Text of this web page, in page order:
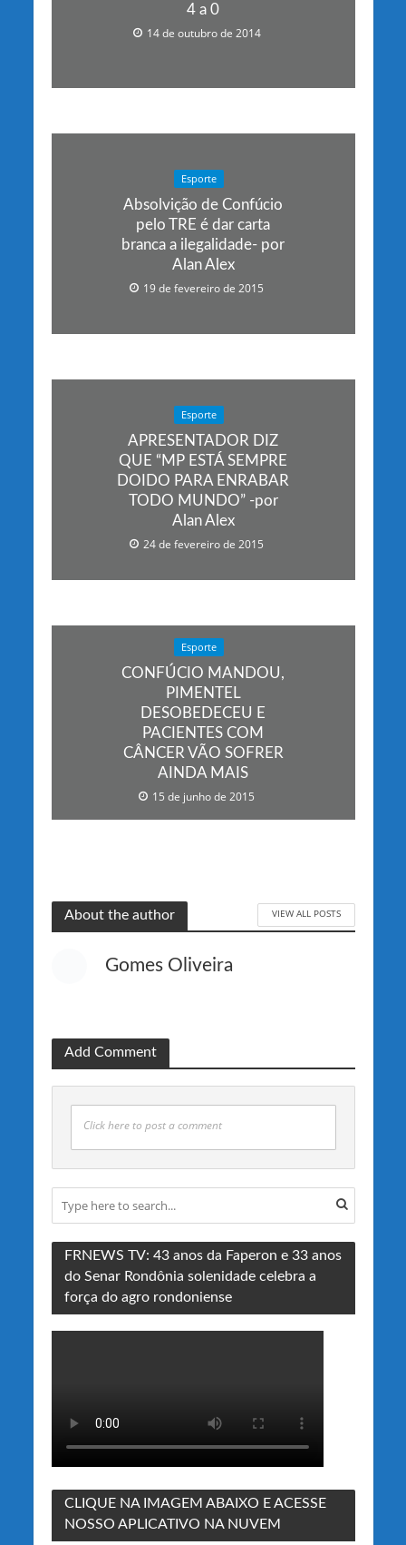
4 a 0
14 de outubro de 2014
Esporte
Absolvição de Confúcio
pelo TRE é dar carta
branca a ilegalidade- por
Alan Alex
19 de fevereiro de 2015
Esporte
APRESENTADOR DIZ
QUE “MP ESTÁ SEMPRE
DOIDO PARA ENRABAR
TODO MUNDO” -por
Alan Alex
24 de fevereiro de 2015
Esporte
CONFÚCIO MANDOU,
PIMENTEL
DESOBEDECEU E
PACIENTES COM
CÂNCER VÃO SOFRER
AINDA MAIS
15 de junho de 2015
About the author VIEW ALL POSTS
Gomes Oliveira
Add Comment
Click here to post a comment
FRNEWS TV: 43 anos da Faperon e 33 anos
do Senar Rondônia solenidade celebra a
força do agro rondoniense
CLIQUE NA IMAGEM ABAIXO E ACESSE
NOSSO APLICATIVO NA NUVEM